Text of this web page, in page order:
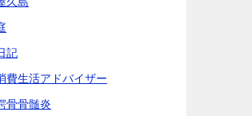
記
費生活アドバイザー
骨骨髄炎